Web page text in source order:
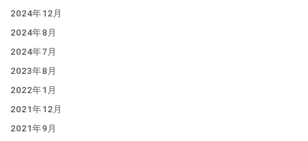
2024年12月
2024年8月
2024年7月
2023年8月
2022年1月
2021年12月
2021年9月